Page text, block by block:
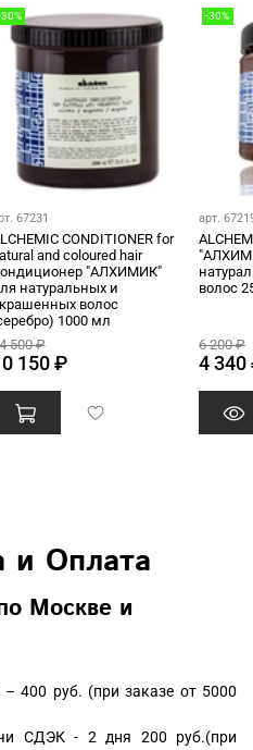
67231
CONDITIONER for
and coloured hair
"АЛХИМИК"
натуральных и
волос
1000 мл
500 ₽
150 ₽
-30%
арт.
волос
6 200 ₽
4 340
и Оплата
Москве и
400 руб. (при заказе от 5000
СДЭК - 2 дня 200 руб.(при